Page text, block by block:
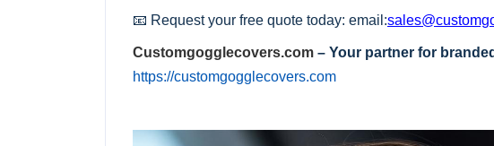
📧 Request your free quote today: email:
Customgogglecovers.com – Your partner for
https://customgogglecovers.com